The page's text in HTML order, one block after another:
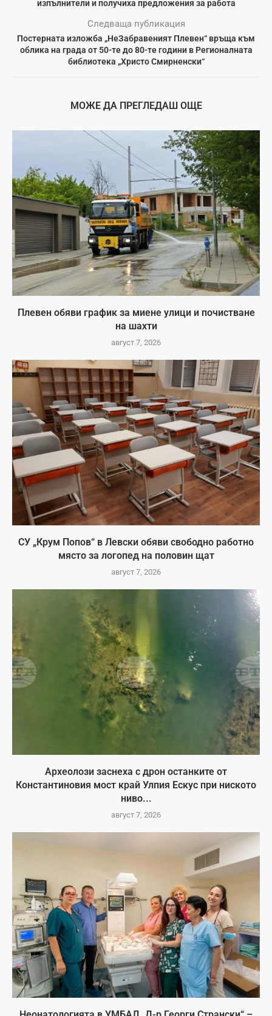
изпълнители и получиха предложения за работа
Следваща публикация
Постерната изложба „НеЗабравеният Плевен“ връща към
облика на града от 50-те до 80-те години в Регионалната
библиотека „Христо Смирненски“
МОЖЕ ДА ПРЕГЛЕДАШ ОЩЕ
Плевен обяви график за миене улици и почистване
на шахти
август 7, 2026
СУ „Крум Попов“ в Левски обяви свободно работно
място за логопед на половин щат
август 7, 2026
Археолози заснеха с дрон останките от
Константиновия мост край Улпия Ескус при ниското
ниво...
август 7, 2026